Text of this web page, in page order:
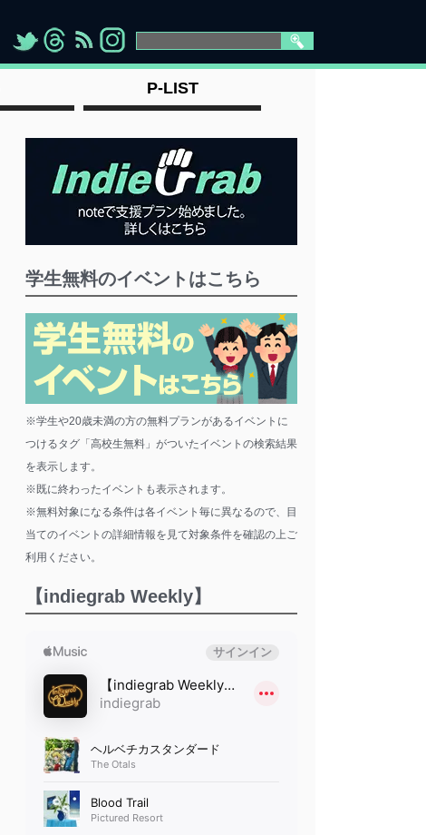
"> "> "> " >
P-LIST
学生無料のイベントはこちら
※学生や20歳未満の方の無料プランがあるイベントに
つけるタグ「高校生無料」がついたイベントの検索結果
を表示します。
※既に終わったイベントも表示されます。
※無料対象になる条件は各イベント毎に異なるので、目
当てのイベントの詳細情報を見て対象条件を確認の上ご
利用ください。
【indiegrab Weekly】